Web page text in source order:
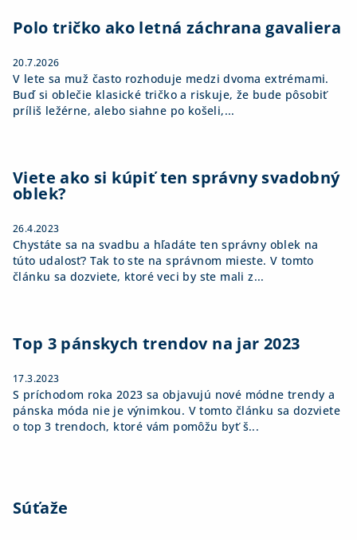
Polo tričko ako letná záchrana gavaliera
20.7.2026
V lete sa muž často rozhoduje medzi dvoma extrémami.
Buď si oblečie klasické tričko a riskuje, že bude pôsobiť
príliš ležérne, alebo siahne po košeli,...
Viete ako si kúpiť ten správny svadobný
oblek?
26.4.2023
Chystáte sa na svadbu a hľadáte ten správny oblek na
túto udalosť? Tak to ste na správnom mieste. V tomto
článku sa dozviete, ktoré veci by ste mali z...
Top 3 pánskych trendov na jar 2023
17.3.2023
S príchodom roka 2023 sa objavujú nové módne trendy a
pánska móda nie je výnimkou. V tomto článku sa dozviete
o top 3 trendoch, ktoré vám pomôžu byť š...
Súťaže